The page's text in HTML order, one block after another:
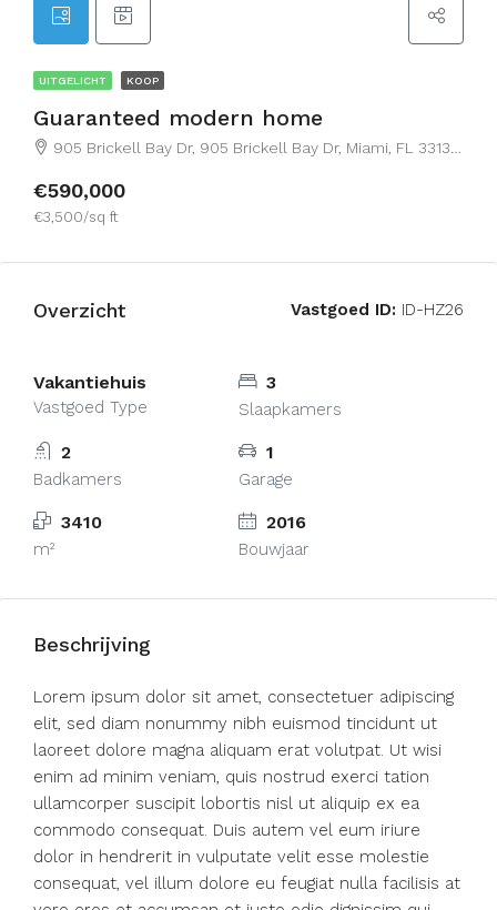
UITGELICHT KOOP
Guaranteed modern home
905 Brickell Bay Dr, 905 Brickell Bay Dr, Miami, FL 33131, USA, Wijk 7
€590,000
€3,500/sq ft
Overzicht Vastgoed ID: ID-HZ26
Vakantiehuis
Vastgoed Type
3
Slaapkamers
2
Badkamers
1
Garage
3410
m²
2016
Bouwjaar
Beschrijving
Lorem ipsum dolor sit amet, consectetuer adipiscing
elit, sed diam nonummy nibh euismod tincidunt ut
laoreet dolore magna aliquam erat volutpat. Ut wisi
enim ad minim veniam, quis nostrud exerci tation
ullamcorper suscipit lobortis nisl ut aliquip ex ea
commodo consequat. Duis autem vel eum iriure
dolor in hendrerit in vulputate velit esse molestie
consequat, vel illum dolore eu feugiat nulla facilisis at